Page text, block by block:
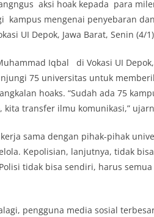
aksi hoak kepada para
kampus mengenai penyebaran
UI Depok, Jawa Barat, Senin
Iqbal di Vokasi UI Depok,
75 universitas untuk
hoaks. “Sudah ada 75
kita transfer ilmu komunikasi,”
sama dengan pihak-pihak
Kepolisian, lanjutnya, tidak
tidak bisa sendiri, harus
pengguna media sosial